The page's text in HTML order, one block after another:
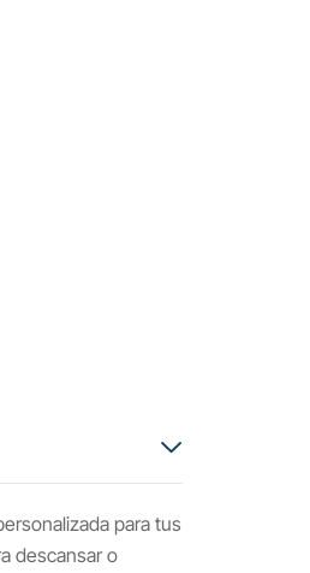
para tus
descansar o